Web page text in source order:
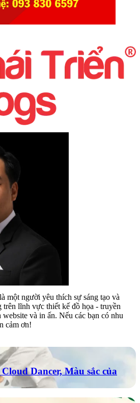
một người yêu thích sự sáng tạo và
lĩnh vực thiết kế đồ họa - truyền
và in ấn. Nếu các bạn có nhu
cảm ơn!
Dancer, Màu sắc của